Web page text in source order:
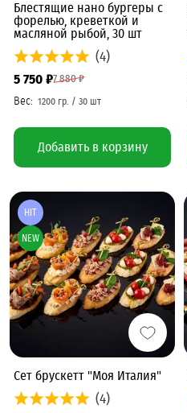
Блестящие нано бургеры с
форелью, креветкой и
масляной рыбой, 30 шт
(4)
7 880 ₽
5 750 ₽
Добавить в корзину
Сет брускетт "Моя Италия"
(4)
HIT
NEW